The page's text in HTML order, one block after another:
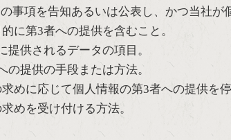
事項を告知あるいは公表し、かつ当社が
的に第3者への提供を含むこと。
提供されるデータの項目。
の提供の手段または方法。
求めに応じて個人情報の第3者への提供を
求めを受け付ける方法。